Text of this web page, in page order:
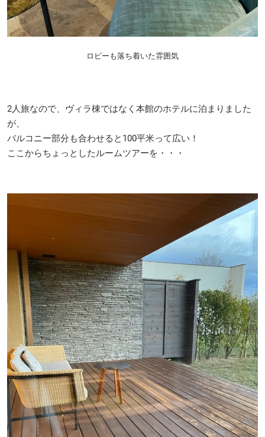
ロビーも落ち着いた雰囲気
2人旅なので、ヴィラ棟ではなく本館のホテルに泊まりました
が、
バルコニー部分も合わせると100平米って広い！
ここからちょっとしたルームツアーを・・・